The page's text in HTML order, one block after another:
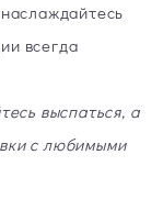
всегда
выспаться, а
с любимыми